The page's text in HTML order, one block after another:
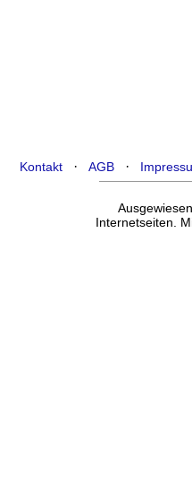
Kontakt ·AGB ·
Internetseiten.